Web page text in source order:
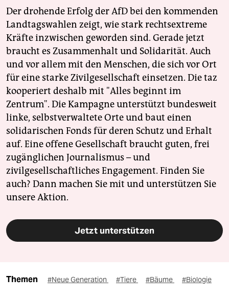
Der drohende Erfolg der AfD bei den kommenden
Landtagswahlen zeigt, wie stark rechtsextreme
Kräfte inzwischen geworden sind. Gerade jetzt
braucht es Zusammenhalt und Solidarität. Auch
und vor allem mit den Menschen, die sich vor Ort
für eine starke Zivilgesellschaft einsetzen. Die taz
kooperiert deshalb mit "Alles beginnt im
Zentrum". Die Kampagne unterstützt bundesweit
linke, selbstverwaltete Orte und baut einen
solidarischen Fonds für deren Schutz und Erhalt
auf. Eine offene Gesellschaft braucht guten, frei
zugänglichen Journalismus – und
zivilgesellschaftliches Engagement. Finden Sie
auch? Dann machen Sie mit und unterstützen Sie
unsere Aktion.
Jetzt unterstützen
Themen #Neue Generation #Tiere #Bäume #Biologie